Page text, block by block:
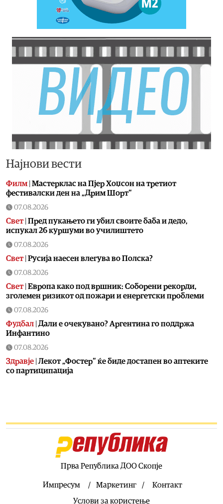
Најнови вести
Филм| Мастерклас на Пјер Хоџсон на третиот
фестивалски ден на „Дрим Шорт“
07.08.2026
Свет| Пред пукањето ги убил своите баба и дедо,
испукал 26 куршуми во училиштето
07.08.2026
Свет| Русија наесен влегува во Полска?
07.08.2026
Свет| Европа како под вршник: Соборени рекорди,
зголемен ризикот од пожари и енергетски проблеми
07.08.2026
Фудбал Дали е очекувано? Аргентина го поддржа
Инфантино
07.08.2026
Здравје Лекот „Фостер“ ќе биде достапен во аптеките
со партиципација
07.08.2026
Возел со 3,29 промили во крвта, возилото му е
Шкендија
Прва Република ДОО Скопје
Импресум Маркетинг
Контакт
Услови за користење